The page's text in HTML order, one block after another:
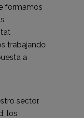
formamos
trabajando
a
sector,
los